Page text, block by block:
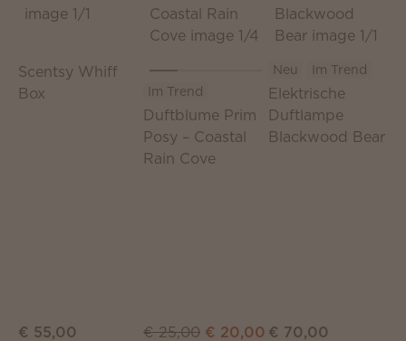
Scentsy Whiff
Box
€ 55,00
Im Trend
Duftblume Prim
Posy – Coastal
Rain Cove
€ 25,00 € 20,00
Neu Im Trend
Elektrische
Duftlampe
Blackwood Bear
€ 70,00